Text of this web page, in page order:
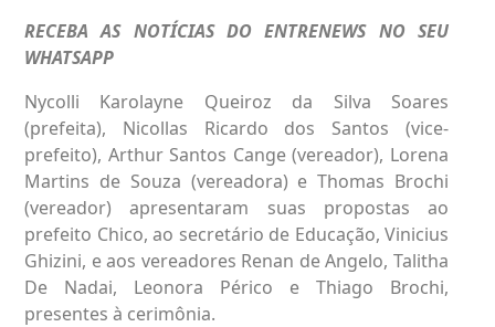
RECEBA AS NOTÍCIAS DO ENTRENEWS NO SEU
WHATSAPP
Nycolli Karolayne Queiroz da Silva Soares
(prefeita), Nicollas Ricardo dos Santos (vice-
prefeito), Arthur Santos Cange (vereador), Lorena
Martins de Souza (vereadora) e Thomas Brochi
(vereador) apresentaram suas propostas ao
prefeito Chico, ao secretário de Educação, Vinicius
Ghizini, e aos vereadores Renan de Angelo, Talitha
De Nadai, Leonora Périco e Thiago Brochi,
presentes à cerimônia.